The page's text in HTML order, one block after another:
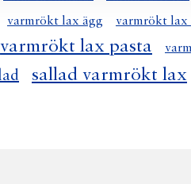
varmrökt lax ägg varmrökt lax
varmrökt lax pasta
sallad varmrökt lax